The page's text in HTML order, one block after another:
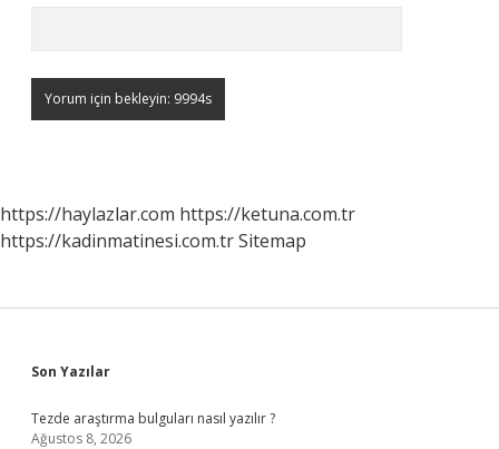
https://haylazlar.com https://ketuna.com.tr
https://kadinmatinesi.com.trSitemap
Sidebar
Son Yazılar
Tezde araştırma bulguları nasıl yazılır ?
Ağustos 8, 2026